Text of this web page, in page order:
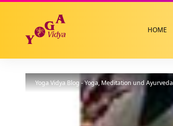
HOME
Yoga Vidya Blog - Yoga, Meditation und Ayurveda